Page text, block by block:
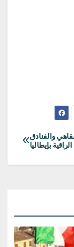
والفنادق
الراقية بإيطاليا